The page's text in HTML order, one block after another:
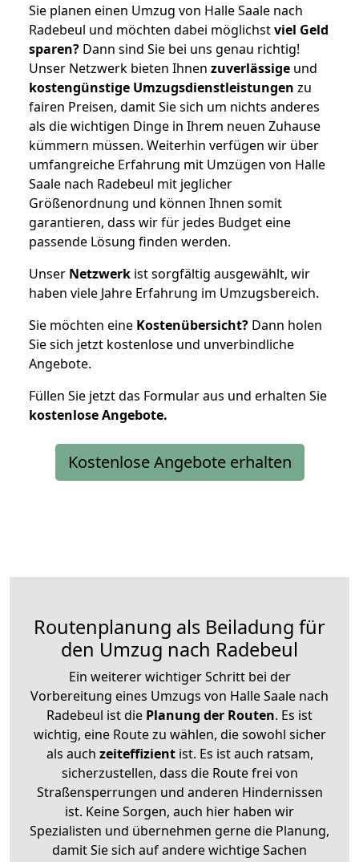
Sie planen einen Umzug von Halle Saale nach
Radebeul und möchten dabei möglichstviel Geld
sparen? Dann sind Sie bei uns genau richtig!
Unser Netzwerk bieten Ihnen zuverlässige und
kostengünstige Umzugsdienstleistungen zu
fairen Preisen, damit Sie sich um nichts anderes
als die wichtigen Dinge in Ihrem neuen Zuhause
kümmern müssen. Weiterhin verfügen wir über
umfangreiche Erfahrung mit Umzügen von Halle
Saale nach Radebeul mit jeglicher
Größenordnung und können Ihnen somit
garantieren, dass wir für jedes Budget eine
passende Lösung finden werden.
Unser Netzwerk ist sorgfältig ausgewählt, wir
haben viele Jahre Erfahrung im Umzugsbereich.
Sie möchten eine Kostenübersicht? Dann holen
Sie sich jetzt kostenlose und unverbindliche
Angebote.
Füllen Sie jetzt das Formular aus und erhalten Sie
kostenloseAngebote.
Kostenlose Angebote erhalten
Routenplanung als Beiladung für
den Umzug nach Radebeul
Ein weiterer wichtiger Schritt bei der
Vorbereitung eines Umzugs von Halle Saale nach
Radebeul ist die Planung der Routen. Es ist
wichtig, eine Route zu wählen, die sowohl sicher
als auch zeiteffizientist. Es ist auch ratsam,
sicherzustellen, dass die Route frei von
Straßensperrungen und anderen Hindernissen
ist. Keine Sorgen, auch hier haben wir
Spezialisten und übernehmen gerne die Planung,
damit Sie sich auf andere wichtige Sachen